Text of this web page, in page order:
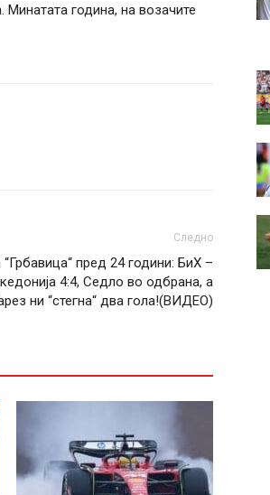
Минатата година, на возачите
Следно
пред 24 години: БиХ –
4:4, Седло во одбрана, а
ни “стегна“ два гола!(ВИДЕО)